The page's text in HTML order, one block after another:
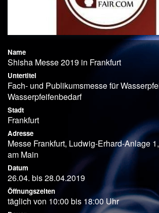
Name
Shisha Messe 2019 in Frankfurt
Untertitel
Fach- und Publikumsmesse für
Wasserpfeifenbedarf
Stadt
Frankfurt
Adresse
Messe Frankfurt, Ludwig-Erhard-Anlage
am Main
Datum
26.04. bis 28.04.2019
Öffnungszeiten
täglich von 10:00 bis 18:00 Uhr